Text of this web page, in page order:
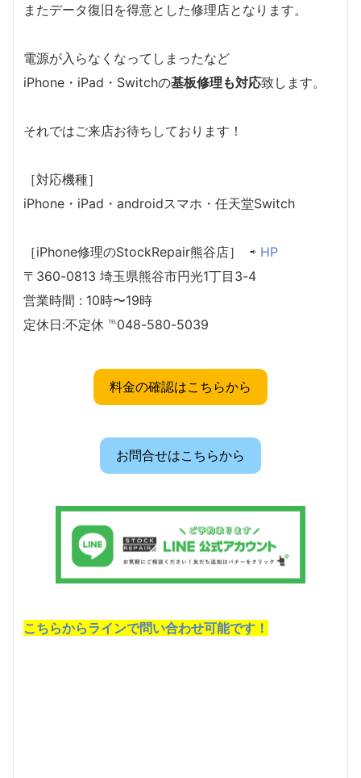
またデータ復旧を得意とした修理店となります。
電源が入らなくなってしまったなど
iPhone・iPad・Switchの基板修理も対応致します。
それではご来店お待ちしております！
［対応機種］
iPhone・iPad・androidスマホ・任天堂Switch
［iPhone修理のStockRepair熊谷店］ ⇨ HP
〒360-0813 埼玉県熊谷市円光1丁目3-4
営業時間 : 10時〜19時
定休日:不定休 ℡048-580-5039
料金の確認はこちらから
お問合せはこちらから
こちらからラインで問い合わせ可能です！